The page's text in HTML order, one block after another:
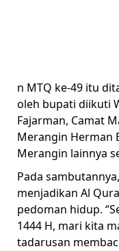
n MTQ ke-49 itu
oleh bupati diikuti
Fajarman, Camat
Merangin Herman
Merangin lainnya
Pada
menjadikan Al
pedoman hidup.
1444 H, mari kita
tadarusan